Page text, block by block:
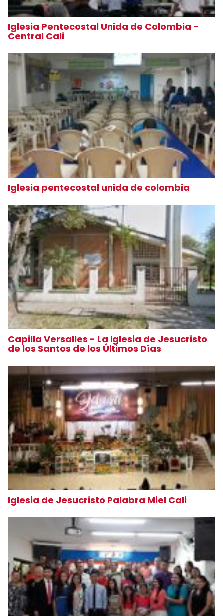
Iglesia Pentecostal Unida de Colombia -
Central Cali
Iglesia pentecostal unida de colombia
Capilla Versalles - La Iglesia de Jesucristo
de los Santos de los Últimos Días
Iglesia de Jesucristo Palabra Miel Cali